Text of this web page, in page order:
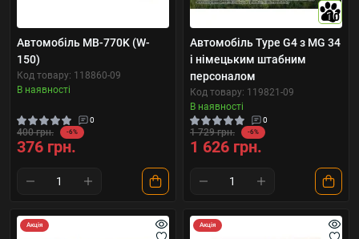
Автомобіль MB-770K (W-
150)
Код товару: 118860-09
В наявності
0
400 грн. -6%
376 грн.
10
Автомобіль Type G4 з MG 34
і німецьким штабним
персоналом
Код товару: 119821-09
В наявності
0
1 729 грн. -6%
1 626 грн.
Акція Акція